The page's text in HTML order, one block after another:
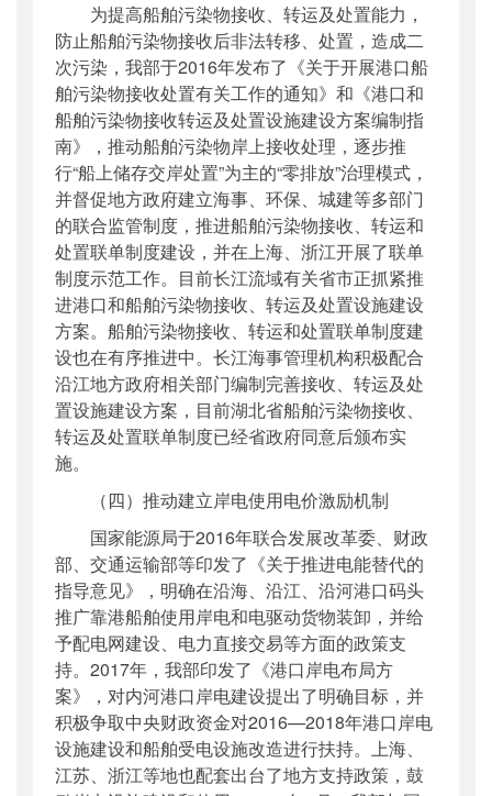
为提高船舶污染物接收、转运及处置能力，
防止船舶污染物接收后非法转移、处置，造成二
次污染，我部于2016年发布了《关于开展港口船
舶污染物接收处置有关工作的通知》和《港口和
船舶污染物接收转运及处置设施建设方案编制指
南》，推动船舶污染物岸上接收处理，逐步推
行“船上储存交岸处置”为主的“零排放”治理模式，
并督促地方政府建立海事、环保、城建等多部门
的联合监管制度，推进船舶污染物接收、转运和
处置联单制度建设，并在上海、浙江开展了联单
制度示范工作。目前长江流域有关省市正抓紧推
进港口和船舶污染物接收、转运及处置设施建设
方案。船舶污染物接收、转运和处置联单制度建
设也在有序推进中。长江海事管理机构积极配合
沿江地方政府相关部门编制完善接收、转运及处
置设施建设方案，目前湖北省船舶污染物接收、
转运及处置联单制度已经省政府同意后颁布实
施。
（四）推动建立岸电使用电价激励机制
国家能源局于2016年联合发展改革委、财政
部、交通运输部等印发了《关于推进电能替代的
指导意见》，明确在沿海、沿江、沿河港口码头
推广靠港船舶使用岸电和电驱动货物装卸，并给
予配电网建设、电力直接交易等方面的政策支
持。2017年，我部印发了《港口岸电布局方
案》，对内河港口岸电建设提出了明确目标，并
积极争取中央财政资金对2016—2018年港口岸电
设施建设和船舶受电设施改造进行扶持。上海、
江苏、浙江等地也配套出台了地方支持政策，鼓